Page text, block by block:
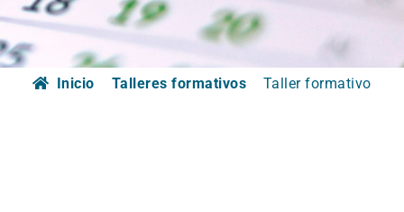
Inicio Talleres formativos Taller formativo